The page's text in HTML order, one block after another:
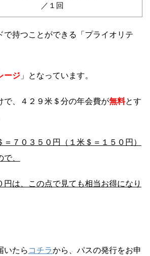
／１回
で持つことができる「プライオリテ
ージ 」となっています。
で、４２９米＄分の年会費が無料とす
＝７０３５０円（１米＄＝１５０円）
、
円は、この点で見ても相当お得になり
いたら コチラから、パスの発行をお申